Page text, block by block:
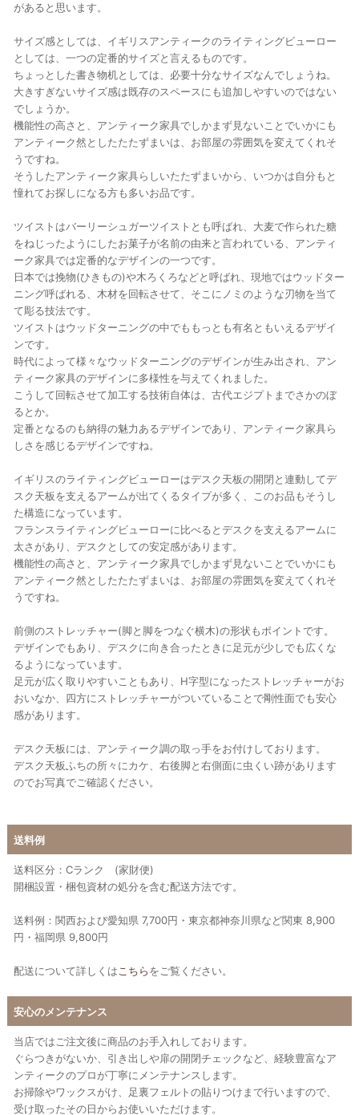
があると思います。
サイズ感としては、イギリスアンティークのライティングビューロー
としては、一つの定番的サイズと言えるものです。
ちょっとした書き物机としては、必要十分なサイズなんでしょうね。
大きすぎないサイズ感は既存のスペースにも追加しやすいのではない
でしょうか。
機能性の高さと、アンティーク家具でしかまず見ないことでいかにも
アンティーク然としたたたずまいは、お部屋の雰囲気を変えてくれそ
うですね。
そうしたアンティーク家具らしいたたずまいから、いつかは自分もと
憧れてお探しになる方も多いお品です。
ツイストはバーリーシュガーツイストとも呼ばれ、大麦で作られた糖
をねじったようにしたお菓子が名前の由来と言われている、アンティ
ーク家具では定番的なデザインの一つです。
日本では挽物(ひきもの)や木ろくろなどと呼ばれ、現地ではウッドター
ニング呼ばれる、木材を回転させて、そこにノミのような刃物を当て
て彫る技法です。
ツイストはウッドターニングの中でももっとも有名ともいえるデザイ
ンです。
時代によって様々なウッドターニングのデザインが生み出され、アン
ティーク家具のデザインに多様性を与えてくれました。
こうして回転させて加工する技術自体は、古代エジプトまでさかのぼ
るとか。
定番となるのも納得の魅力あるデザインであり、アンティーク家具ら
しさを感じるデザインですね。
イギリスのライティングビューローはデスク天板の開閉と連動してデ
スク天板を支えるアームが出てくるタイプが多く、このお品もそうし
た構造になっています。
フランスライティングビューローに比べるとデスクを支えるアームに
太さがあり、デスクとしての安定感があります。
機能性の高さと、アンティーク家具でしかまず見ないことでいかにも
アンティーク然としたたたずまいは、お部屋の雰囲気を変えてくれそ
うですね。
前側のストレッチャー(脚と脚をつなぐ横木)の形状もポイントです。
デザインでもあり、デスクに向き合ったときに足元が少しでも広くな
るようになっています。
足元が広く取りやすいこともあり、H字型になったストレッチャーがお
おいなか、四方にストレッチャーがついていることで剛性面でも安心
感があります。
デスク天板には、アンティーク調の取っ手をお付けしております。
デスク天板ふちの所々にカケ、右後脚と右側面に虫くい跡があります
のでお写真でご確認ください。
送料例
送料区分：Cランク (家財便)
開梱設置・梱包資材の処分を含む配送方法です。
送料例：関西および愛知県 7,700円・東京都神奈川県など関東 8,900
円・福岡県 9,800円
配送について詳しくは こちらをご覧ください。
安心のメンテナンス
当店ではご注文後に商品のお手入れしております。
ぐらつきがないか、引き出しや扉の開閉チェックなど、経験豊富なア
ンティークのプロが丁寧にメンテナンスします。
お掃除やワックスがけ、足裏フェルトの貼りつけまで行いますので、
受け取ったその日からお使いいただけます。